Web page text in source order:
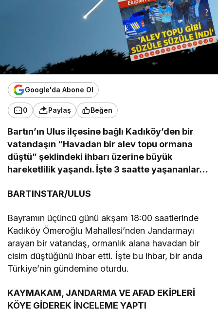
Google'da Abone Ol
0 Paylaş Beğen
Bartın’ın Ulus ilçesine bağlı Kadıköy’den bir
vatandaşın “Havadan bir alev topu ormana
düştü” şeklindeki ihbarı üzerine büyük
hareketlilik yaşandı. İşte 3 saatte yaşananlar…
BARTINSTAR/ULUS
Bayramın üçüncü günü akşam 18:00 saatlerinde
Kadıköy Ömeroğlu Mahallesi’nden Jandarmayı
arayan bir vatandaş, ormanlık alana havadan bir
cisim düştüğünü ihbar etti. İşte bu ihbar, bir anda
Türkiye’nin gündemine oturdu.
KAYMAKAM, JANDARMA VE AFAD EKİPLERİ
KÖYE GİDEREK İNCELEME YAPTI